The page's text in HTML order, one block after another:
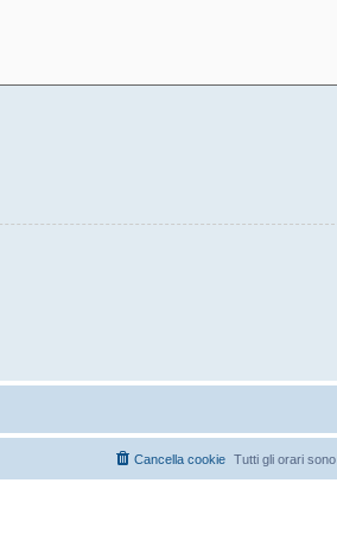
Tutti gli orari sono
Cancella cookie